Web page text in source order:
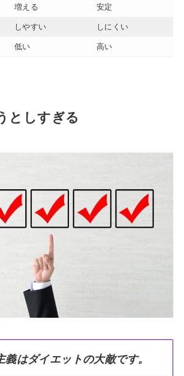
増える 安定
しやすい しにくい
低い 高い
としすぎる
義はダイエットの大敵です。